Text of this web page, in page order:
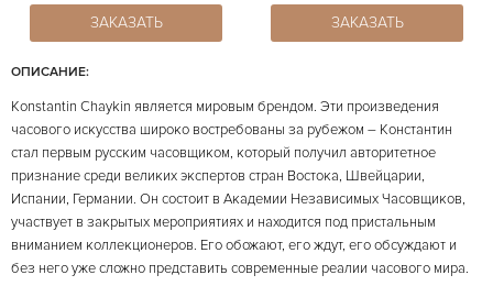
ЗАКАЗАТЬ ЗАКАЗАТЬ
ОПИСАНИЕ:
Konstantin Chaykin является мировым брендом. Эти произведения
часового искусства широко востребованы за рубежом – Константин
стал первым русским часовщиком, который получил авторитетное
признание среди великих экспертов стран Востока, Швейцарии,
Испании, Германии. Он состоит в Академии Независимых Часовщиков,
участвует в закрытых мероприятиях и находится под пристальным
вниманием коллекционеров. Его обожают, его ждут, его обсуждают и
без него уже сложно представить современные реалии часового мира.